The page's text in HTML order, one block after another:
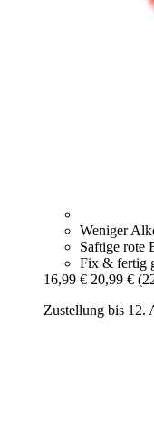
Weniger
Saftige rote
Fix & fertig
16,99 € 20,99 €
Zustellung bis 12.